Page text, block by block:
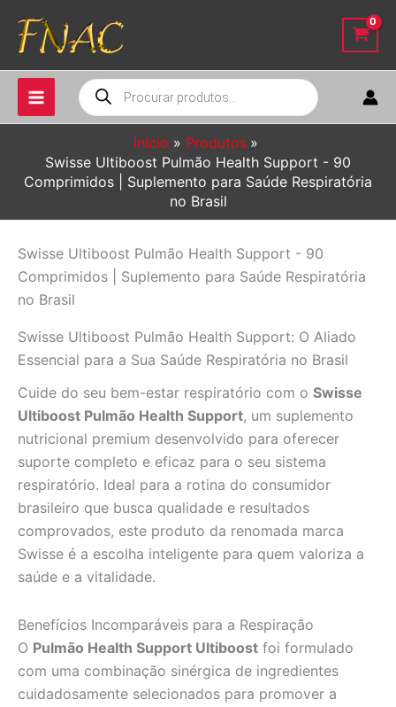
para
conteúdo
Pesquisar
produtos
Início
Produtos
Swisse Ultiboost Pulmão Health Support - 90
Comprimidos | Suplemento para Saúde Respiratória
no Brasil
Swisse Ultiboost Pulmão Health Support - 90
Comprimidos | Suplemento para Saúde Respiratória
no Brasil
Swisse Ultiboost Pulmão Health Support: O Aliado
Essencial para a Sua Saúde Respiratória no Brasil
Cuide do seu bem-estar respiratório com o Swisse
Ultiboost Pulmão Health Support, um suplemento
nutricional premium desenvolvido para oferecer
suporte completo e eficaz para o seu sistema
respiratório. Ideal para a rotina do consumidor
brasileiro que busca qualidade e resultados
comprovados, este produto da renomada marca
Swisse é a escolha inteligente para quem valoriza a
saúde e a vitalidade.
Benefícios Incomparáveis para a Respiração
O Pulmão Health Support Ultiboost foi formulado
com uma combinação sinérgica de ingredientes
cuidadosamente selecionados para promover a